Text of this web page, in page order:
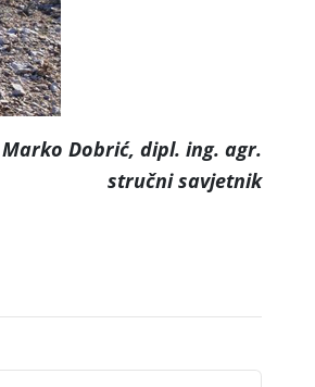
Marko Dobrić, dipl. ing. agr.
stručni savjetnik